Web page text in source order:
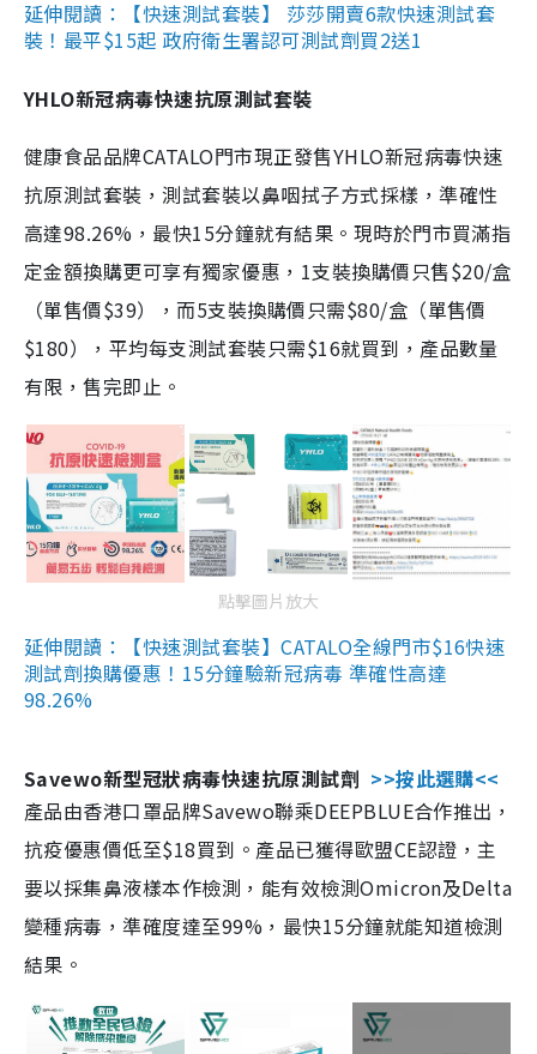
延伸閱讀：【快速測試套裝】 莎莎開賣6款快速測試套
裝！最平$15起 政府衛生署認可測試劑買2送1
YHLO新冠病毒快速抗原測試套裝
健康食品品牌CATALO門市現正發售YHLO新冠病毒快速
抗原測試套裝，測試套裝以鼻咽拭子方式採樣，準確性
高達98.26%，最快15分鐘就有結果。現時於門市買滿指
定金額換購更可享有獨家優惠，1支裝換購價只售$20/盒
（單售價$39），而5支裝換購價只需$80/盒（單售價
$180），平均每支測試套裝只需$16就買到，產品數量
有限，售完即止。
點擊圖片放大
延伸閱讀：【快速測試套裝】CATALO全線門市$16快速
測試劑換購優惠！15分鐘驗新冠病毒 準確性高達
98.26%
Savewo新型冠狀病毒快速抗原測試劑 >>按此選購<<
產品由香港口罩品牌Savewo聯乘DEEPBLUE合作推出，
抗疫優惠價低至$18買到。產品已獲得歐盟CE認證，主
要以採集鼻液樣本作檢測，能有效檢測Omicron及Delta
變種病毒，準確度達至99%，最快15分鐘就能知道檢測
結果。